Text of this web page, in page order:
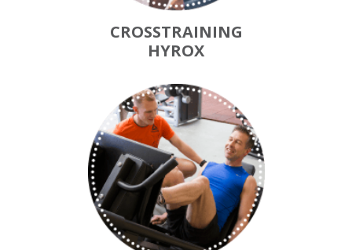
CROSSTRAINING
HYROX